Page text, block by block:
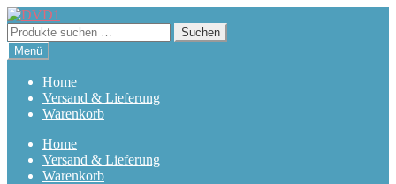
Zur
Navigation
springen
Zum
Inhalt
springen
Suchen
nach:
Suchen
Menü
Home
Versand & Lieferung
Warenkorb
Home
Versand & Lieferung
Warenkorb